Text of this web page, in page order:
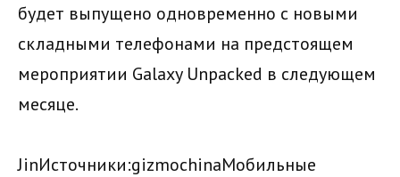
будет выпущено одновременно с новыми
складными телефонами на предстоящем
мероприятии Galaxy Unpacked в следующем
месяце.
JinИсточники:gizmochinaМобильные